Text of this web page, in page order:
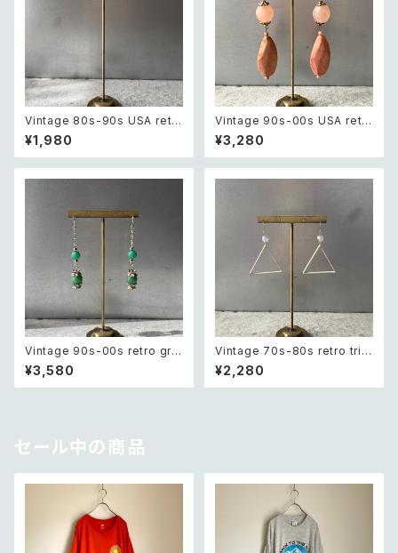
Vintage 80s-90s USA retr
o sun design pierce レトロ
アメリカ ヴィンテージ アクセサ
リー 太陽 デザイン ピアス
¥1,980
Vintage 90s-00s USA retr
o pink×gold marble beads
pierce レトロ アメリカ ヴィン
テージ アクセサリー ピンク×ゴ
¥3,280
Vintage 90s-00s retro gre
en aventurine pierce レトロ
ヴィンテージ アクセサリー 天然
石 グリーンアベンチュリン ピア
¥3,580
Vintage 70s-80s retro tria
ngle design beads pierce
レトロ ヴィンテージ アクセサリ
ー トライアングル デザイン ビー
¥2,280
セール中の商品